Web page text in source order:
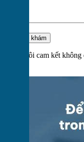
Chúng tôi cam kết